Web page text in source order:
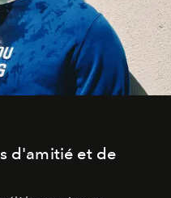
d'amitié et de